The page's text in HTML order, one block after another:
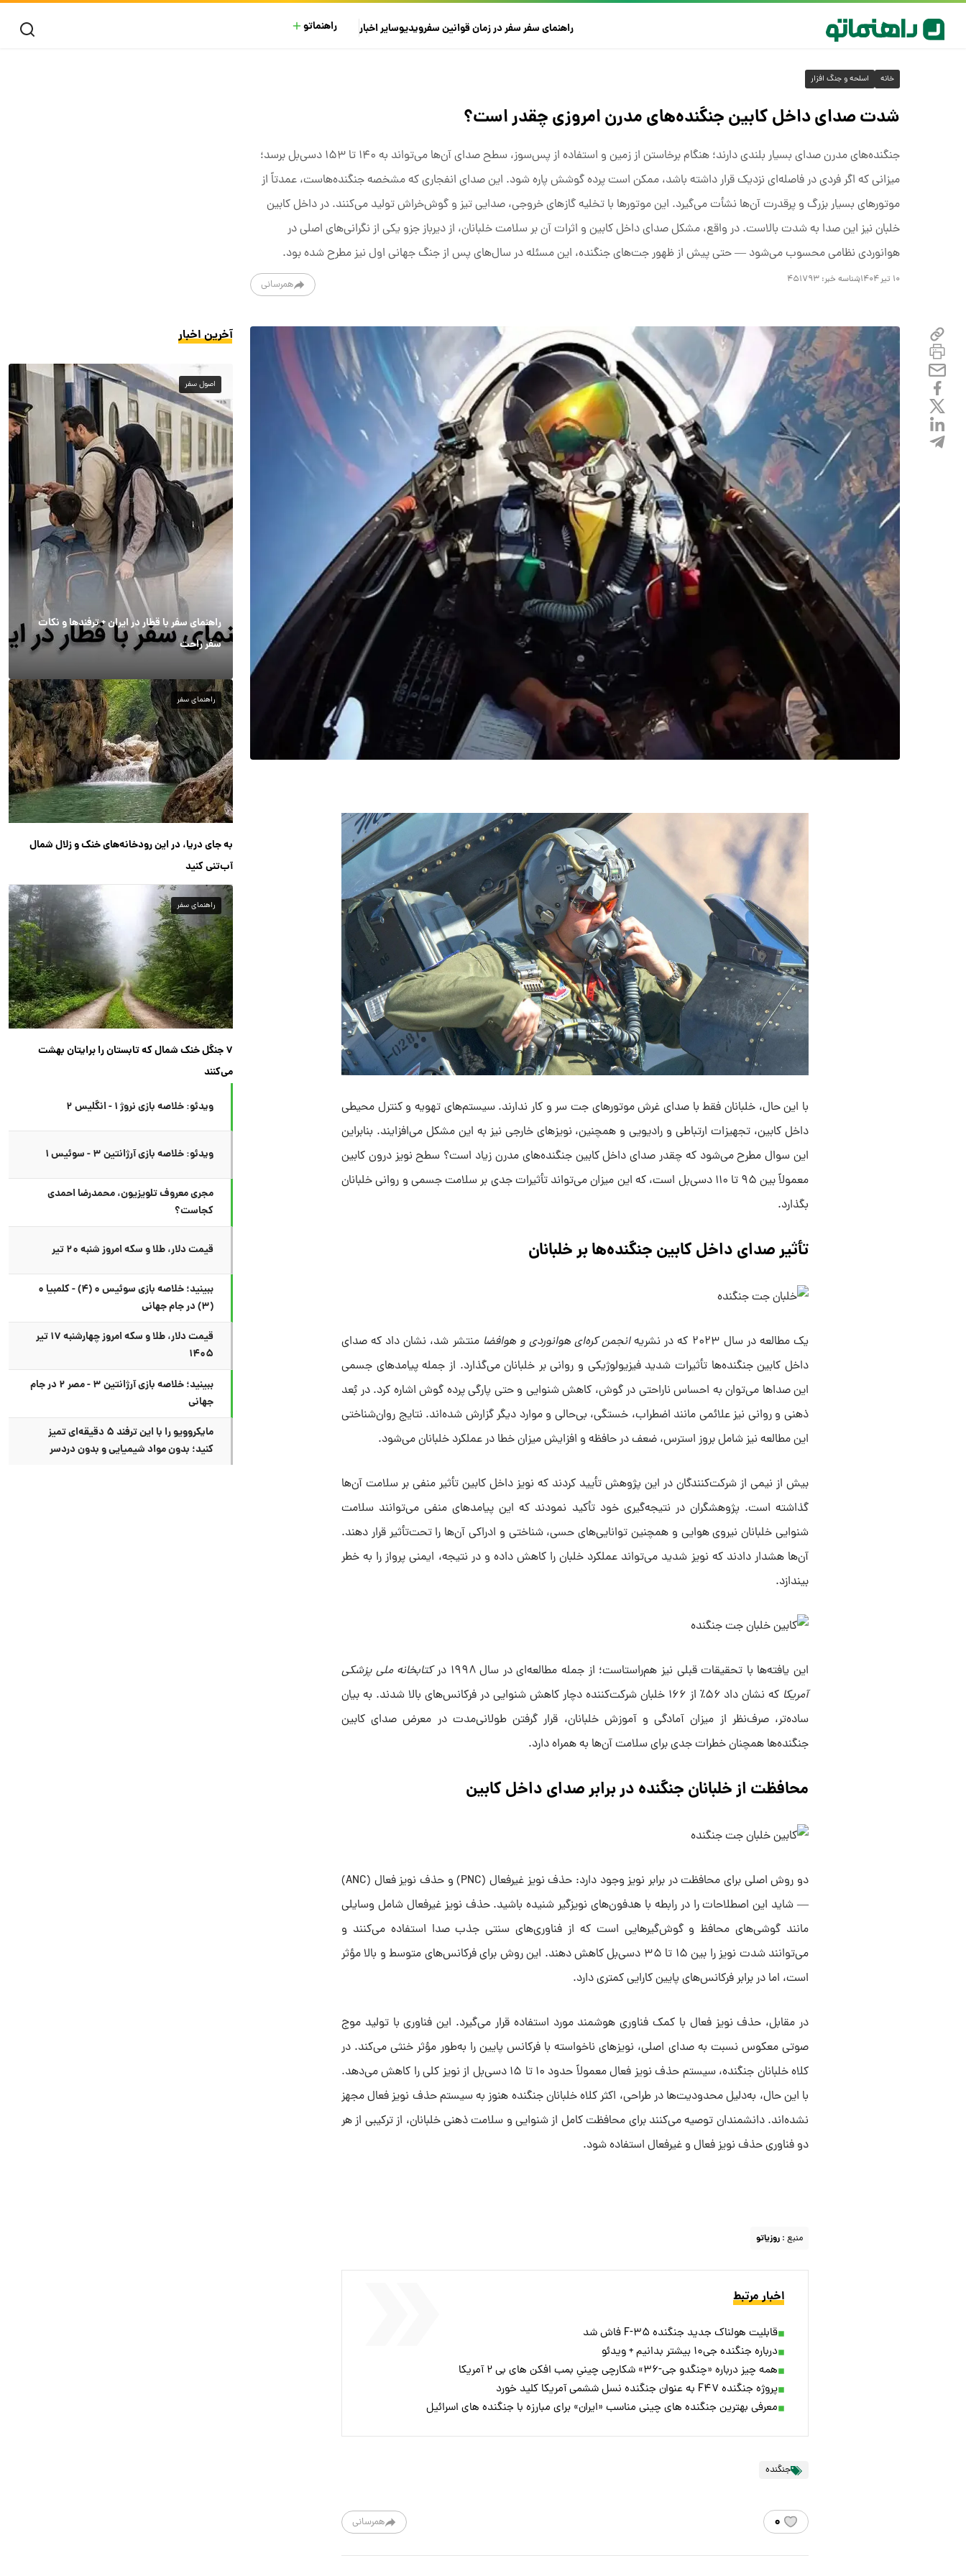
راهنمای سفرسفر در زمانقوانین سفرویدیوسایراخبار راهنماتو
خانه اسلحه و جنگ افزار
شدت صدای داخل کابین جنگنده‌های مدرن امروزی چقدر است؟
جنگنده‌های مدرن صدای بسیار بلندی دارند؛ هنگام برخاستن از زمین و استفاده از پس‌سوز، سطح صدای آن‌ها می‌تواند به ۱۴۰ تا ۱۵۳ دسی‌بل برسد؛
میزانی که اگر فردی در فاصله‌ای نزدیک قرار داشته باشد، ممکن است پرده گوشش پاره شود. این صدای انفجاری که مشخصه جنگنده‌هاست، عمدتاً از
موتورهای بسیار بزرگ و پرقدرت آن‌ها نشأت می‌گیرد. این موتورها با تخلیه گازهای خروجی، صدایی تیز و گوش‌خراش تولید می‌کنند. در داخل کابین
خلبان نیز این صدا به شدت بالاست. در واقع، مشکل صدای داخل کابین و اثرات آن بر سلامت خلبانان، از دیرباز جزو یکی از نگرانی‌های اصلی در
هوانوردی نظامی محسوب می‌شود — حتی پیش از ظهور جت‌های جنگنده، این مسئله در سال‌های پس از جنگ جهانی اول نیز مطرح شده بود.
۱۰ تیر ۱۴۰۴ شناسه خبر: ۴۵۱۷۹۳ همرسانی
با این حال، خلبانان فقط با صدای غرش موتورهای جت سر و کار ندارند. سیستم‌های تهویه و کنترل محیطی
داخل کابین، تجهیزات ارتباطی و رادیویی و همچنین، نویزهای خارجی نیز به این مشکل می‌افزایند. بنابراین
این سوال مطرح می‌شود که چقدر صدای داخل کابین جنگنده‌های مدرن زیاد است؟ سطح نویز درون کابین
معمولاً بین ۹۵ تا ۱۱۰ دسی‌بل است، که این میزان می‌تواند تأثیرات جدی بر سلامت جسمی و روانی خلبانان
بگذارد.
تأثیر صدای داخل کابین جنگنده‌ها بر خلبانان
یک مطالعه در سال ۲۰۲۳ که در نشریه انجمن کره‌ای هوانوردی و هوافضا منتشر شد، نشان داد که صدای
داخل کابین جنگنده‌ها تأثیرات شدید فیزیولوژیکی و روانی بر خلبانان می‌گذارد. از جمله پیامدهای جسمی
این صداها می‌توان به احساس ناراحتی در گوش، کاهش شنوایی و حتی پارگی پرده گوش اشاره کرد. در بُعد
ذهنی و روانی نیز علائمی مانند اضطراب، خستگی، بی‌حالی و موارد دیگر گزارش شده‌اند. نتایج روان‌شناختی
این مطالعه نیز شامل بروز استرس، ضعف در حافظه و افزایش میزان خطا در عملکرد خلبانان می‌شود.
بیش از نیمی از شرکت‌کنندگان در این پژوهش تأیید کردند که نویز داخل کابین تأثیر منفی بر سلامت آن‌ها
گذاشته است. پژوهشگران در نتیجه‌گیری خود تأکید نمودند که این پیامدهای منفی می‌توانند سلامت
شنوایی خلبانان نیروی هوایی و همچنین توانایی‌های حسی، شناختی و ادراکی آن‌ها را تحت‌تأثیر قرار دهند.
آن‌ها هشدار دادند که نویز شدید می‌تواند عملکرد خلبان را کاهش داده و در نتیجه، ایمنی پرواز را به خطر
بیندازد.
این یافته‌ها با تحقیقات قبلی نیز هم‌راستاست؛ از جمله مطالعه‌ای در سال ۱۹۹۸ در
کتابخانه ملی پزشکی
آمریکا
که نشان داد ۵۶٪ از ۱۶۶ خلبان شرکت‌کننده دچار کاهش شنوایی در فرکانس‌های بالا شدند. به بیان
ساده‌تر، صرف‌نظر از میزان آمادگی و آموزش خلبانان، قرار گرفتن طولانی‌مدت در معرض صدای کابین
جنگنده‌ها همچنان خطرات جدی برای سلامت آن‌ها به همراه دارد.
محافظت از خلبانان جنگنده در برابر صدای داخل کابین
دو روش اصلی برای محافظت در برابر نویز وجود دارد: حذف نویز غیرفعال (PNC) و حذف نویز فعال (ANC)
— شاید این اصطلاحات را در رابطه با هدفون‌های نویزگیر شنیده باشید. حذف نویز غیرفعال شامل وسایلی
مانند گوشی‌های محافظ و گوش‌گیرهایی است که از فناوری‌های سنتی جذب صدا استفاده می‌کنند و
می‌توانند شدت نویز را بین ۱۵ تا ۳۵ دسی‌بل کاهش دهند. این روش برای فرکانس‌های متوسط و بالا مؤثر
است، اما در برابر فرکانس‌های پایین کارایی کمتری دارد.
در مقابل، حذف نویز فعال با کمک فناوری هوشمند مورد استفاده قرار می‌گیرد. این فناوری با تولید موج
صوتی معکوس نسبت به صدای اصلی، نویزهای ناخواسته با فرکانس پایین را به‌طور مؤثر خنثی می‌کند. در
کلاه‌ خلبانان جنگنده، سیستم حذف نویز فعال معمولاً حدود ۱۰ تا ۱۵ دسی‌بل از نویز کلی را کاهش می‌دهد.
با این حال، به‌دلیل محدودیت‌ها در طراحی، اکثر کلاه خلبانان جنگنده هنوز به سیستم حذف نویز فعال مجهز
نشده‌اند. دانشمندان توصیه می‌کنند برای محافظت کامل از شنوایی و سلامت ذهنی خلبانان، از ترکیبی از هر
دو فناوری حذف نویز فعال و غیرفعال استفاده شود.
منبع : روزیاتو
اخبار مرتبط
قابلیت هولناک جدید جنگنده F-۳۵ فاش شد
درباره جنگنده جی۱۰ بیشتر بدانیم + ویدئو
همه چیز درباره «چنگدو جی-۳۶» شکارچی چینیِ بمب افکن های بی ۲ آمریکا
پروژه جنگنده F۴۷ به عنوان جنگنده نسل ششمی آمریکا کلید خورد
معرفی بهترین جنگنده های چینی مناسب «ایران» برای مبارزه با جنگنده های اسرائیل
جنگنده
همرسانی ۰
آخرین اخبار
اصول سفر
راهنمای سفر با قطار در ایران + ترفندها و نکات
سفر راحت
راهنمای سفر
به جای دریا، در این رودخانه‌های خنک و زلال شمال
آب‌تنی کنید
راهنمای سفر
۷ جنگل خنک شمال که تابستان را برایتان بهشت
می‌کنند
ویدئو: خلاصه بازی نروژ ۱ - انگلیس ۲
ویدئو: خلاصه بازی آرژانتین ۳ - سوئیس ۱
مجری معروف تلویزیون، محمدرضا احمدی
کجاست؟
قیمت دلار، طلا و سکه امروز شنبه ۲۰ تیر
ببینید؛ خلاصه بازی سوئیس ۰ (۴) - کلمبیا ۰
(۳) در جام جهانی
قیمت دلار، طلا و سکه امروز چهارشنبه ۱۷ تیر
۱۴۰۵
ببینید؛ خلاصه بازی آرژانتین ۳ - مصر ۲ در جام
جهانی
مایکروویو را با این ترفند ۵ دقیقه‌ای تمیز
کنید؛ بدون مواد شیمیایی و بدون دردسر